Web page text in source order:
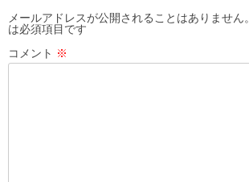
ー
シ
ョ
メールアドレスが公開されることはありません。
は必須項目です
コメント ※